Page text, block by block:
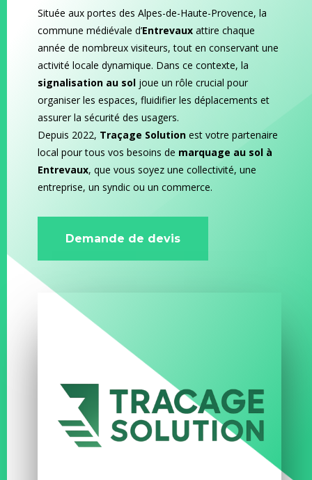
Située aux portes des Alpes-de-Haute-Provence, la
commune médiévale d’Entrevauxattire chaque
année de nombreux visiteurs, tout en conservant une
activité locale dynamique. Dans ce contexte, la
signalisation au soljoue un rôle crucial pour
organiser les espaces, fluidifier les déplacements et
assurer la sécurité des usagers.
Depuis 2022, Traçage Solutionest votre partenaire
local pour tous vos besoins de marquage au sol à
Entrevaux, que vous soyez une collectivité, une
entreprise, un syndic ou un commerce.
Demande de devis